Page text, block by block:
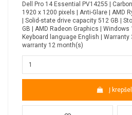
Dell Pro 14 Essential PV14255 | Carbon
1920 x 1200 pixels | Anti-Glare | AMD
| Solid-state drive capacity 512 GB |
GB | AMD Radeon Graphics | Windows
Keyboard language English |
warranty 12 month(s)
Į